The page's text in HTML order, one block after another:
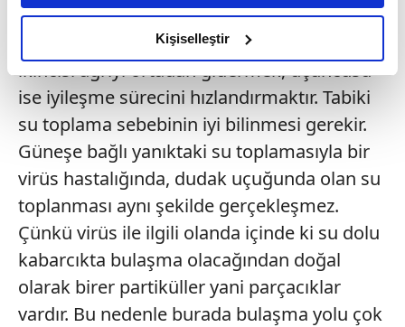
amacımızın size daha iyi bir reklam deneyimi sunmak
olduğunu ve sizlere en iyi içerikleri sunabilmek adına
elimizden gelen çabayı gösterdiğimizi ve bu noktada,
reklamların maliyetlerimizi karşılamak noktasında tek gelir
kalemimiz olduğunu sizlere hatırlatmak isteriz.
Her halükârda, kullanıcılar, bu çerezlere izin vermedikleri
takdirde, kullanıcılara hedefli reklamlar
gösterilmeyecektir."
Sizlere daha iyi bir hizmet sunabilmek için İnternet
Sitemizde kendimize ve üçüncü kişilere ait çerezler
kullanılmaktadır. Bu çerezler vasıtasıyla çeşitli kişisel
verileriniz işlenmekte olup gerekli olan çerezler bilgi
toplumu hizmetlerinin sunulması amacıyla
Kişiselleştir
faydası olabilir. Tabiki burada birinci olay
enfeksiyon koşullarını ortaya çıkarmamak,
ikincisi ağrıyı ortadan gidermek, üçüncüsü
ise iyileşme sürecini hızlandırmaktır. Tabiki
su toplama sebebinin iyi bilinmesi gerekir.
Güneşe bağlı yanıktaki su toplamasıyla bir
virüs hastalığında, dudak uçuğunda olan su
toplanması aynı şekilde gerçekleşmez.
Çünkü virüs ile ilgili olanda içinde ki su dolu
kabarcıkta bulaşma olacağından doğal
olarak birer partiküller yani parçacıklar
vardır. Bu nedenle burada bulaşma yolu çok